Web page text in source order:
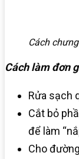
Cách
Cách làm đơn
Rửa sạch
Cắt bỏ
để làm
Cho